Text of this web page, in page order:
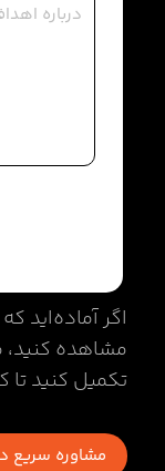
مشاهده
تکمیل کنید تا
مشاوره سریع